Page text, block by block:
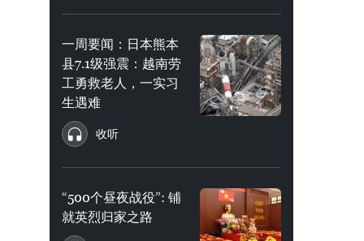
一周要闻：日本熊本
县7.1级强震：越南劳
工勇救老人，一实习
生遇难
收听
“500个昼夜战役”: 铺
就英烈归家之路